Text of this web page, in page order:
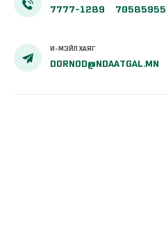
7777-1289 70585955
И-МЭЙЛ ХАЯГ
DORNOD@NDAATGAL.MN